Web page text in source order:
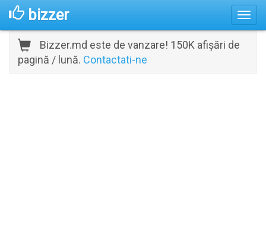
bizzer
Bizzer.md este de vanzare! 150K afișări de
pagină / lună. Contactati-ne